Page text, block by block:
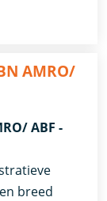
AMRO/
ABF -
breed